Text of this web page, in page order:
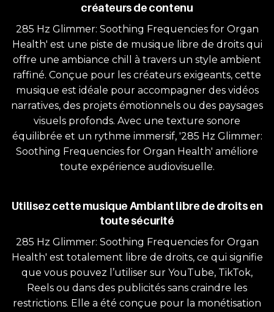
créateurs de contenu
285 Hz Glimmer: Soothing Frequencies for Organ
Health' est une piste de musique libre de droits qui
offre une ambiance chill à travers un style ambient
raffiné. Conçue pour les créateurs exigeants, cette
musique est idéale pour accompagner des vidéos
narratives, des projets émotionnels ou des paysages
visuels profonds. Avec une texture sonore
équilibrée et un rythme immersif, '285 Hz Glimmer:
Soothing Frequencies for Organ Health' améliore
toute expérience audiovisuelle.
Utilisez cette musique Ambiant libre de droits en
toute sécurité
285 Hz Glimmer: Soothing Frequencies for Organ
Health' est totalement libre de droits, ce qui signifie
que vous pouvez l’utiliser sur YouTube, TikTok,
Reels ou dans des publicités sans craindre les
restrictions. Elle a été conçue pour la monétisation